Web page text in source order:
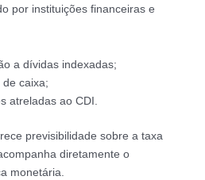
por instituições financeiras e
a dívidas indexadas;
caixa;
atreladas ao CDI.
previsibilidade sobre a taxa
diretamente o
monetária.